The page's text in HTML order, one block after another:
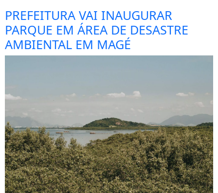
PREFEITURA VAI INAUGURAR
PARQUE EM ÁREA DE DESASTRE
AMBIENTAL EM MAGÉ